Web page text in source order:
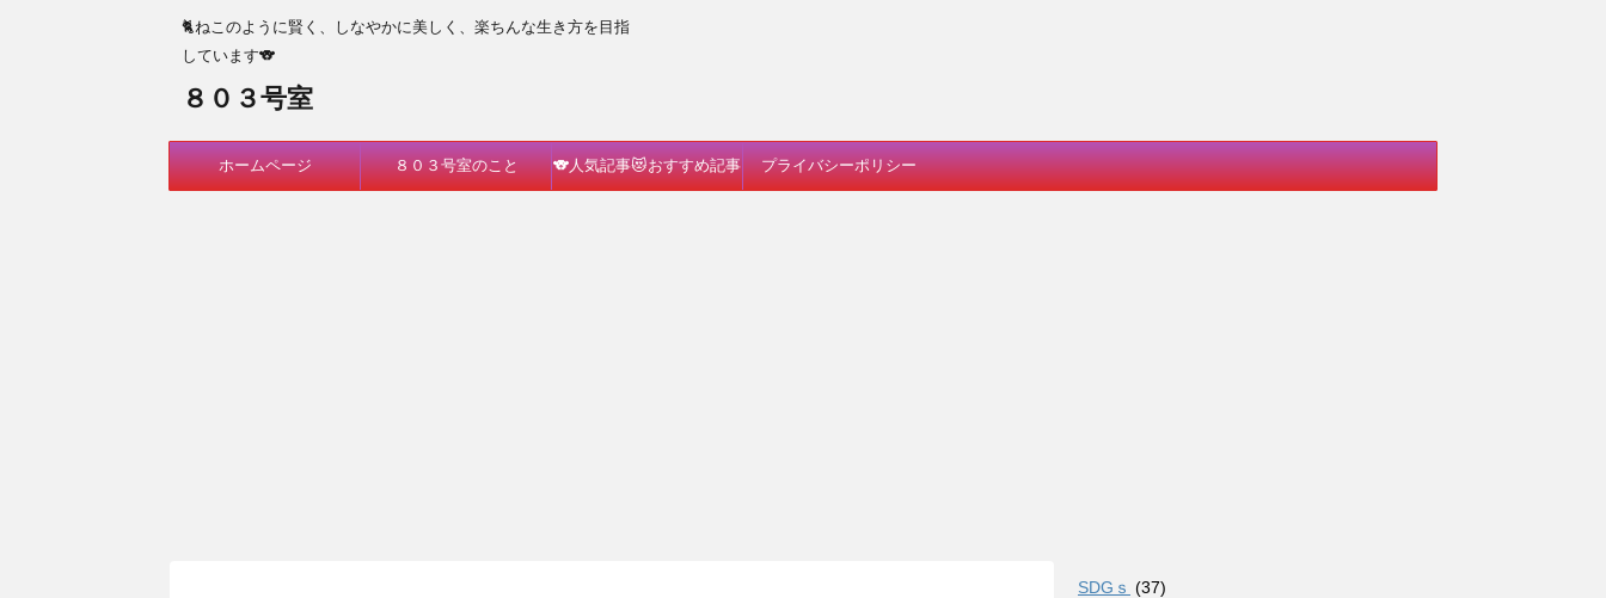
🐈ねこのように賢く、しなやかに美しく、楽ちんな生き方を目指
しています🐨
８０３号室
ホームページ ８０３号室のこと 🐨人気記事😻おすすめ記事 プライバシーポリシー
SDGｓ (37)